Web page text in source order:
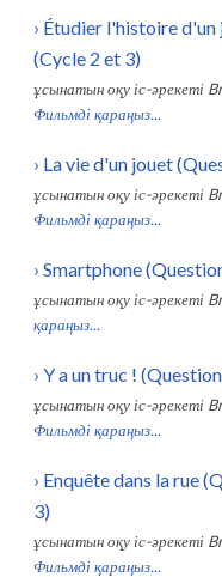
› Étudier l'histoire d'un
(Cycle 2 et 3)
ұсынатын оқу іс-әрекеті
Фильмді қараңыз...
› La vie d'un jouet
ұсынатын оқу іс-әрекеті
Фильмді қараңыз...
› Smartphone
ұсынатын оқу іс-әрекеті
қараңыз...
› Y a un truc !
ұсынатын оқу іс-әрекеті
Фильмді қараңыз...
› Enquête dans la rue
3)
ұсынатын оқу іс-әрекеті
Фильмді қараңыз...